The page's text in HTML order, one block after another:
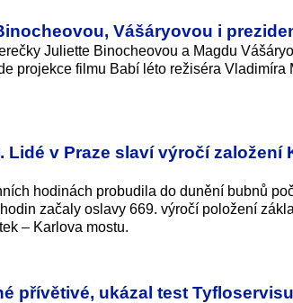
Vášáryovou i
Juliette Binocheovou a Magdu
projekce filmu Babí léto režiséra Vladimíra
Lidé v Praze slaví výročí založení
hodinách probudila do dunění bubnů
začaly oslavy 669. výročí položení
– Karlova mostu.
přívětivé, ukázal test Tyfloservisu